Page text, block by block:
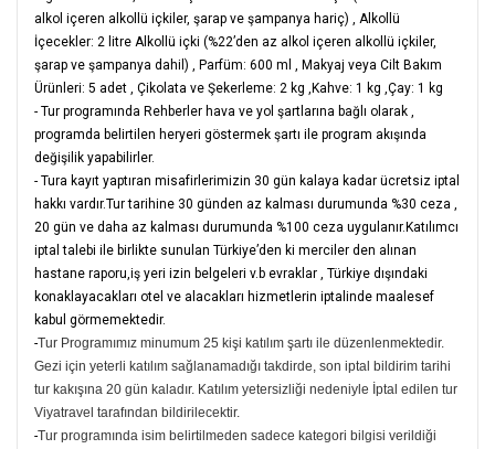
alkol içeren alkollü içkiler, şarap ve şampanya hariç) , Alkollü
İçecekler: 2 litre Alkollü içki (%22’den az alkol içeren alkollü içkiler,
şarap ve şampanya dahil) , Parfüm: 600 ml , Makyaj veya Cilt Bakım
Ürünleri: 5 adet , Çikolata ve Şekerleme: 2 kg , Kahve: 1 kg ,Çay: 1 kg
- Tur programında Rehberler hava ve yol şartlarına bağlı olarak ,
programda belirtilen heryeri göstermek şartı ile program akışında
değişilik yapabilirler.
- Tura kayıt yaptıran misafirlerimizin 30 gün kalaya kadar ücretsiz iptal
hakkı vardır.Tur tarihine 30 günden az kalması durumunda %30 ceza ,
20 gün ve daha az kalması durumunda %100 ceza uygulanır.Katılımcı
iptal talebi ile birlikte sunulan Türkiye’den ki merciler den alınan
hastane raporu,iş yeri izin belgeleri v.b evraklar , Türkiye dışındaki
konaklayacakları otel ve alacakları hizmetlerin iptalinde maalesef
kabul görmemektedir.
-Tur Programımız minumum 25 kişi katılım şartı ile düzenlenmektedir.
Gezi için yeterli katılım sağlanamadığı takdirde, son iptal bildirim tarihi
tur kakışına 20 gün kaladır. Katılım yetersizliği nedeniyle İptal edilen tur
Viyatravel tarafından bildirilecektir.
-Tur programında isim belirtilmeden sadece kategori bilgisi verildiği